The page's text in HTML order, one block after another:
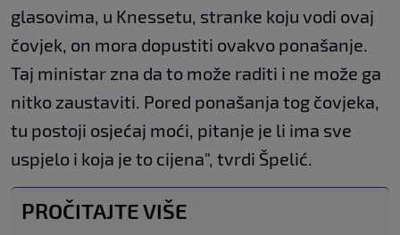
glasovima, u Knessetu, stranke koju vodi ovaj
čovjek, on mora dopustiti ovakvo ponašanje.
Taj ministar zna da to može raditi i ne može ga
nitko zaustaviti. Pored ponašanja tog čovjeka,
tu postoji osjećaj moći, pitanje je li ima sve
uspjelo i koja je to cijena", tvrdi Špelić.
PROČITAJTE VIŠE